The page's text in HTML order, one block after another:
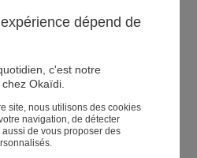
dépend de
c'est notre
Okaïdi.
site, nous utilisons des cookies
navigation, de détecter
de vous proposer des